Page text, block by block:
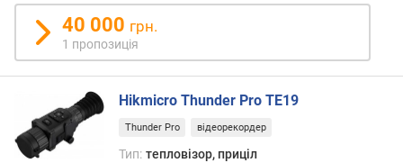
ч
н
е
з
л
ь
40 000 грн.
1 пропозиція
Hikmicro Thunder Pro TE19
Thunder Pro відеорекордер
Тип: тепловізор, приціл